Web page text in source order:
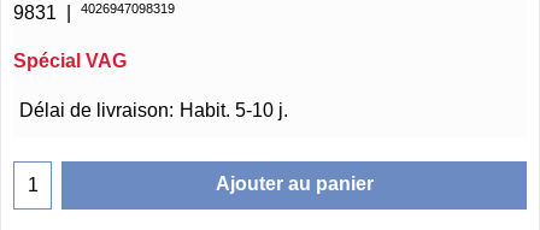
9831 4026947098319
Spécial VAG
€19.75